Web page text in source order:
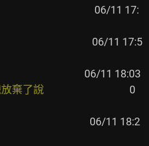
賀
06/11 17:
賀
06/11 17:5
喜
剋職放棄了說
0
喜
06/11 18:2